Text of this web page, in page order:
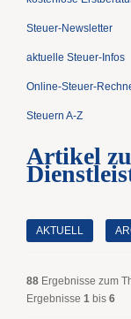
Steuer-Newsletter
aktuelle Steuer-Infos
Online-Steuer-
Steuern A-Z
Artikel
AKTUELL
88 Ergebnisse zum
Ergebnisse 1 bis 6